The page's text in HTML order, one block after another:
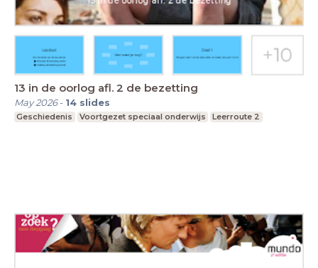
13 in de oorlog afl. 2 de bezetting
May 2026- 14 slides
Geschiedenis Voortgezet speciaal onderwijs Leerroute 2